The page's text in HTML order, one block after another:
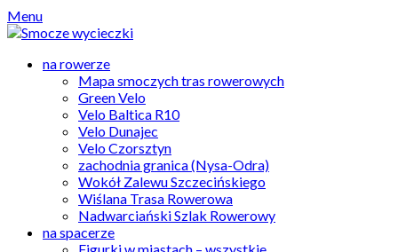
Skip
to
Menu
na rowerze
Mapa smoczych tras rowerowych
Green Velo
Velo Baltica R10
Velo Dunajec
Velo Czorsztyn
zachodnia granica (Nysa-Odra)
Wokół Zalewu Szczecińskiego
Wiślana Trasa Rowerowa
Nadwarciański Szlak Rowerowy
na spacerze